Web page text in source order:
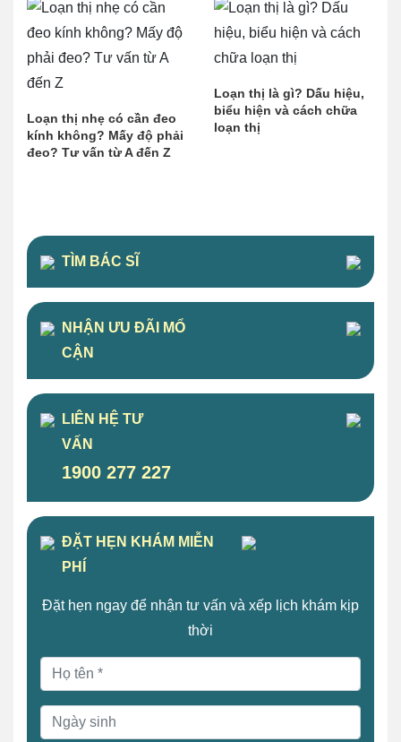
Loạn thị nhẹ có cần đeo
kính không? Mấy độ phải
đeo? Tư vấn từ A đến Z
Loạn thị là gì? Dấu hiệu,
biểu hiện và cách chữa
loạn thị
TÌM BÁC SĨ
NHẬN ƯU ĐÃI MỔ
CẬN
LIÊN HỆ TƯ
VẤN
1900 277 227
ĐẶT HẸN KHÁM MIỄN
PHÍ
Đặt hẹn ngay để nhận tư vấn và xếp lịch khám kịp
thời